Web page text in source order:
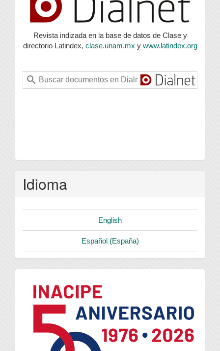
Revista indizada en la base de datos de Clase y
directorio Latindex, clase.unam.mx y www.latindex.org
Idioma
English
Español (España)
logo